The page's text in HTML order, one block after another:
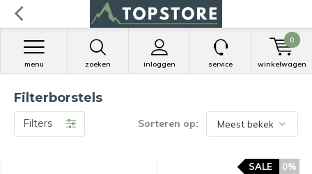
zoeken inloggen
menu service winkelwagen
0
Filterborstels
Filters Sorteren op:
0%
SALE